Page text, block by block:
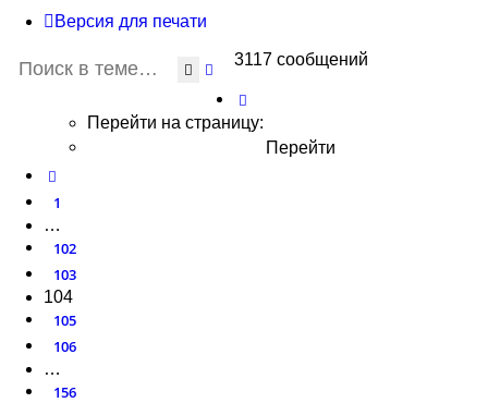
Версия для печати
ПоискРасширенный поиск
3117 сообщений
Перейти на страницу:
1
…
102
103
104
105
106
…
156